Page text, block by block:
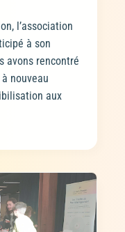
l’association
à son
avons rencontré
nouveau
aux